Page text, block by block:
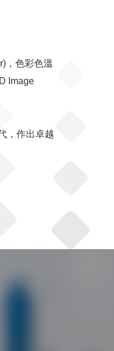
，色彩色溫
Image
，作出卓越